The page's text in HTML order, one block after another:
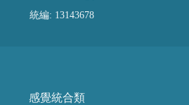
統編: 13143678
感覺統合類